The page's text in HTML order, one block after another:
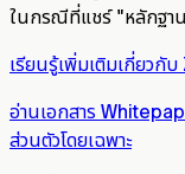
ในกรณีที่แชร์ "หลักฐา
เรียนรู้เพิ่มเติมเกี่ยวกับ
อ่านเอกสาร
ส่วนตัวโดยเฉพาะ